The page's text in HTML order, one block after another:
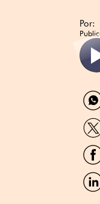
Por:
por
por
por
por